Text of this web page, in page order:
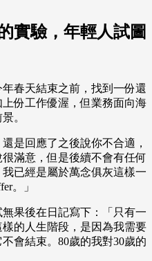
實驗，年輕人試圖
春天結束之前，找到一份還
份工作優渥，但業務面向海
。
是回應了之後說你不合適，
滿意，但是後續不會有任何
已經是屬於萬念俱灰這樣一
。」
果後在日記寫下：「只有一
的人生階段，是因為我需要
會結束。80歲的我對30歲的